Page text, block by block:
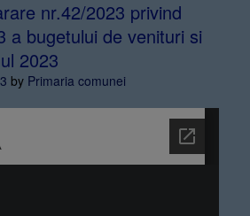
nr.42/2023 privind
a bugetului de venituri si
2023
by Primaria comunei